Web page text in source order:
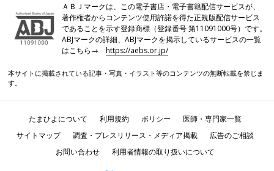
ＡＢＪマークは、この電子書店・電子書籍配信サービスが、
著作権者からコンテンツ使用許諾を得た正規版配信サービス
であることを示す登録商標（登録番号 第11091000号）です。
ABJマークの詳細、ABJマークを掲示しているサービスの一覧
はこちら→https://aebs.or.jp/
本サイトに掲載されている記事・写真・イラスト等のコンテンツの無断転載を禁じま
す。
たまひよについて 利用規約 ポリシー
医師・専門家一覧
サイトマップ
調査・プレスリリース・メディア掲載
広告のご相談
お問い合わせ
利用者情報の取り扱いについて